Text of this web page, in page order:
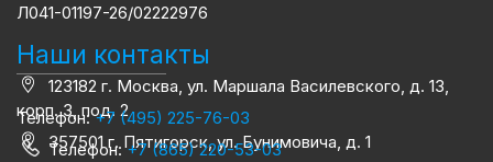
Л041-01197-26/02222976
Наши контакты
123182 г. Москва, ул. Маршала Василевского, д. 13,
корп. 3, под. 2
Телефон:+7 (495) 225-76-03
357501 г. Пятигорск, ул. Бунимовича, д. 1
Телефон:+7 (865) 220-53-03